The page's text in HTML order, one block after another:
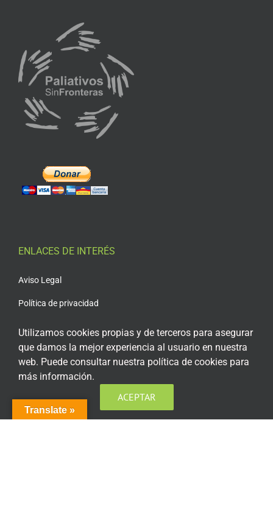
ENLACES DE INTERÉS
Aviso Legal
Política de privacidad
Política de cookies
Condiciones generales de contratación
Acceso plataforma de teleformación
Translate »
Utilizamos cookies propias y de terceros para asegurar
que damos la mejor experiencia al usuario en nuestra
web. Puede consultar nuestra política de cookies para
más información.
ACEPTAR